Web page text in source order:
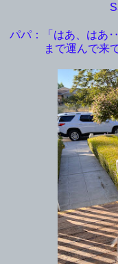
パパ：「はあ、はあ
まで運んで来